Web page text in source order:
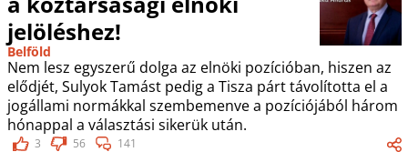
jelöléshez!
Belföld
Nem lesz egyszerű dolga az elnöki pozícióban, hiszen az
elődjét, Sulyok Tamást pedig a Tisza párt távolította el a
jogállami normákkal szembemenve a pozíciójából három
hónappal a választási sikerük után.
3 56 141